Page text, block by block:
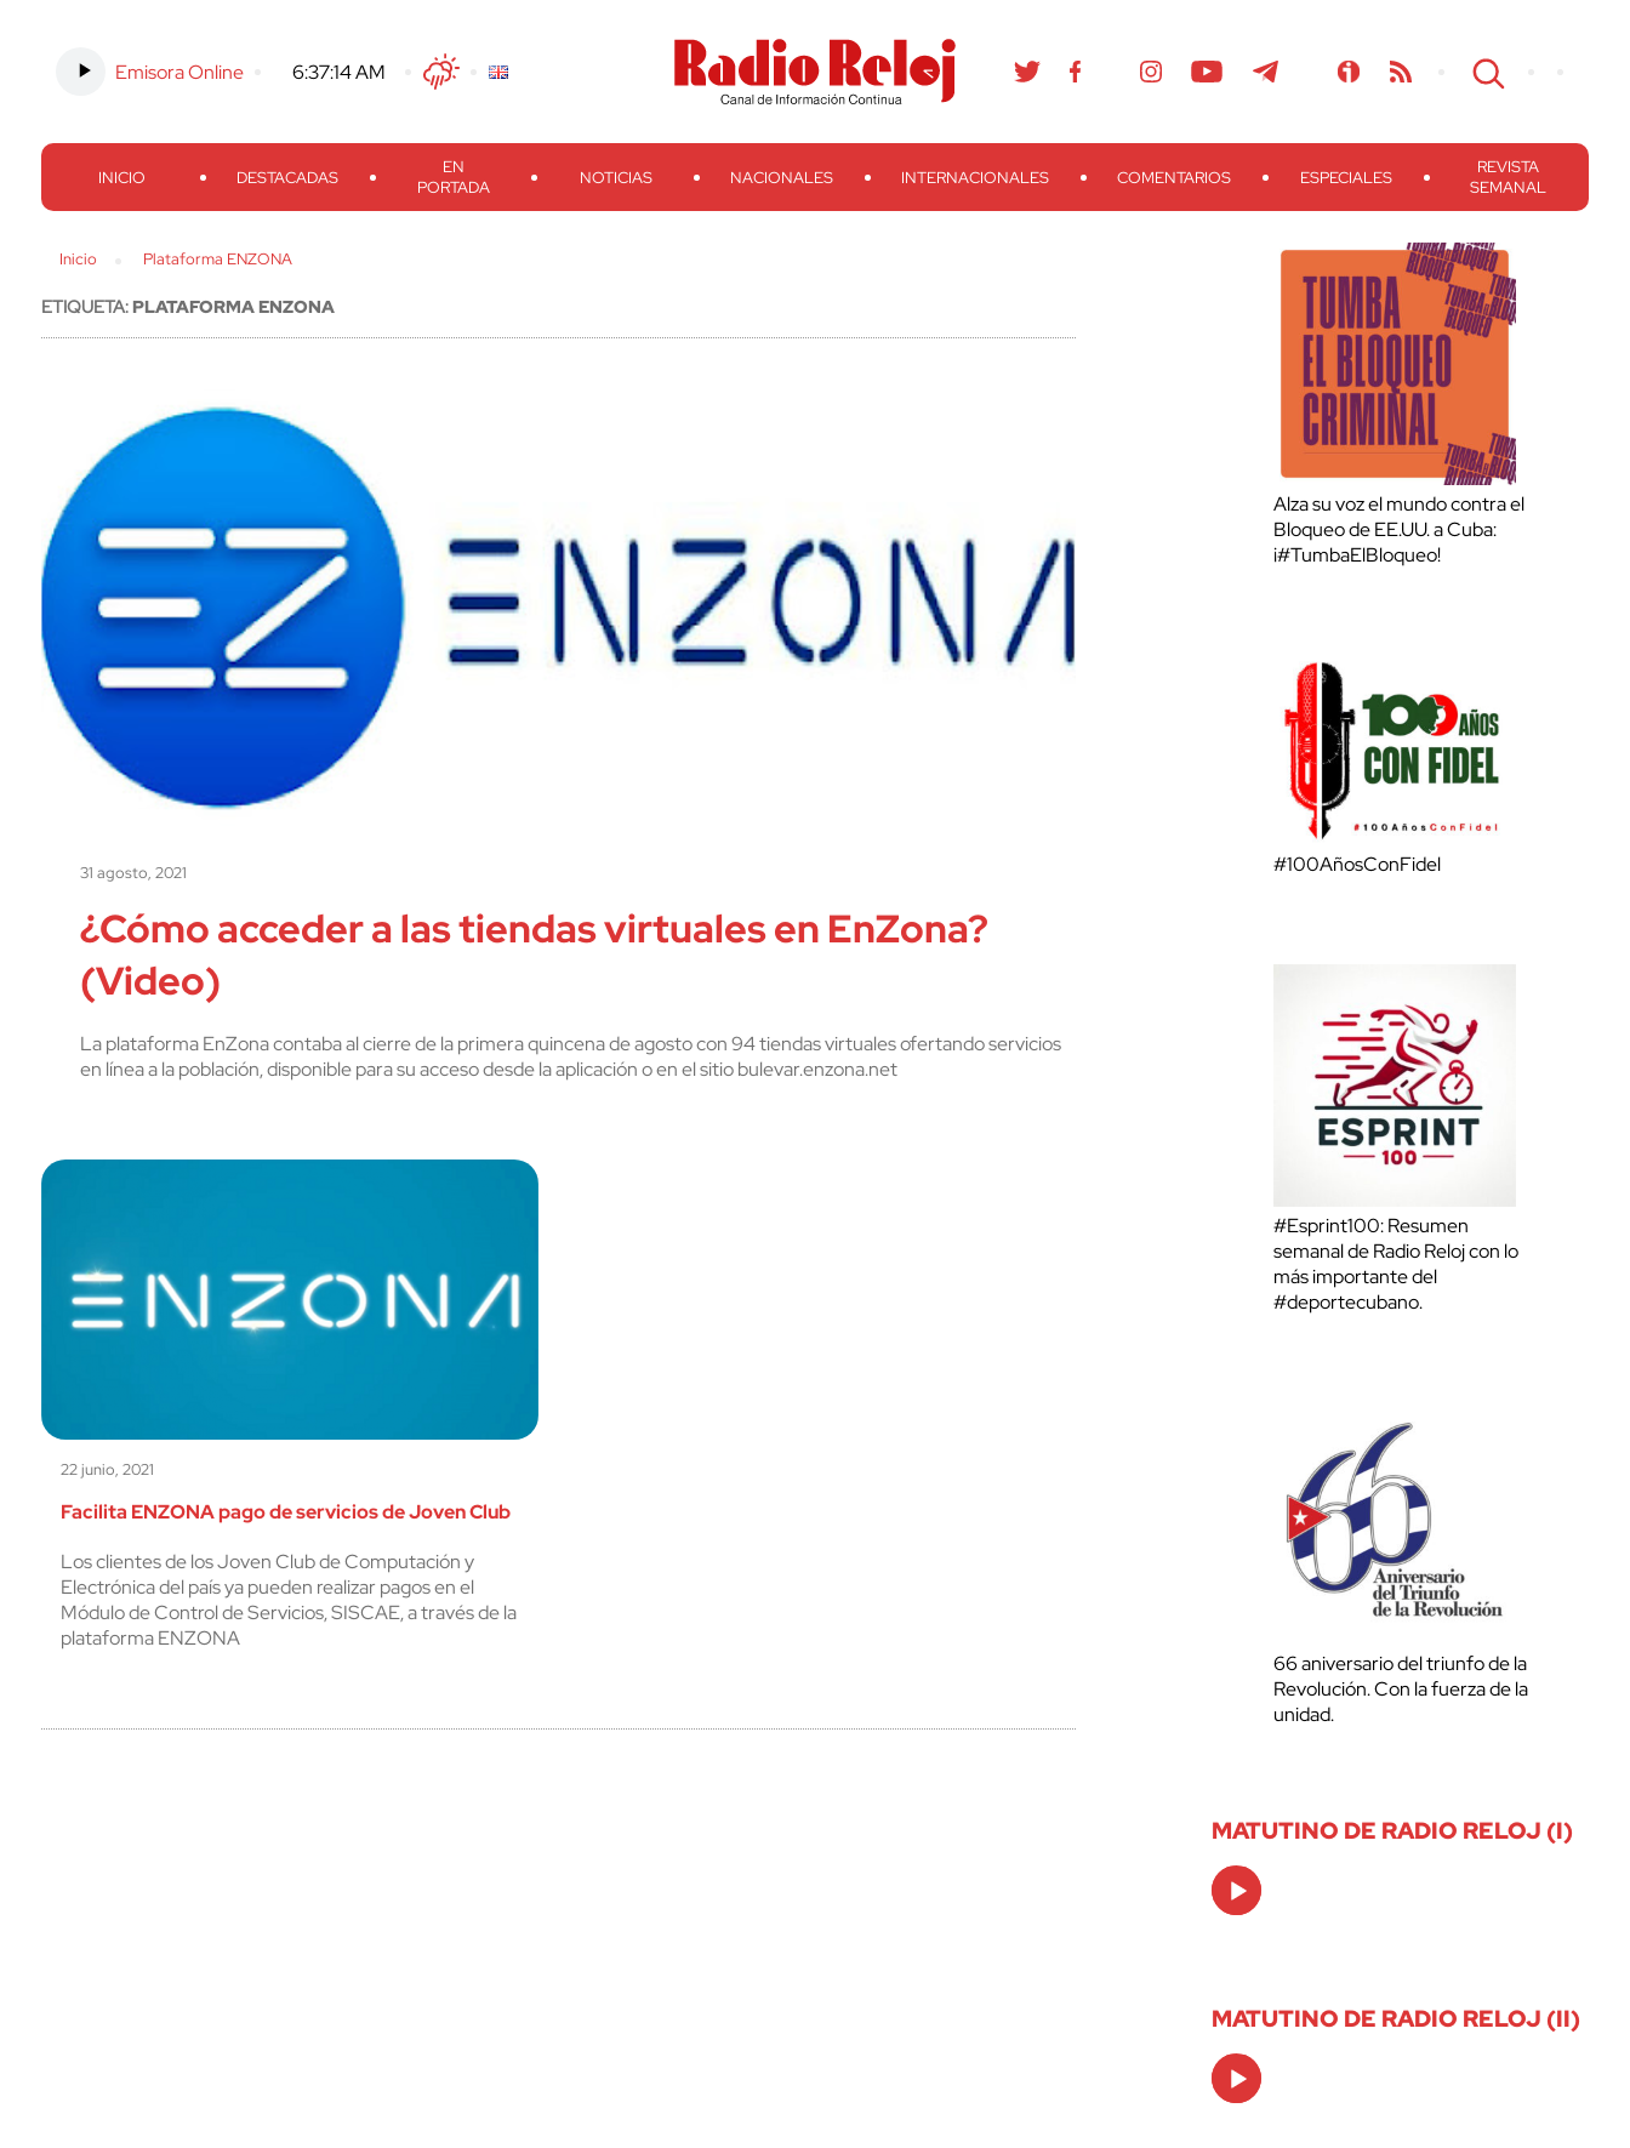
Emisora Online -6:37:15 AM TwitterFacebook
Threads
Instagram TelegramTeveo Ivoox RSS Search
INICIO DESTACADAS
EN
PORTADA
NOTICIAS NACIONALES INTERNACIONALES COMENTARIOS ESPECIALES
REVISTA
SEMANAL
Inicio Plataforma ENZONA
ETIQUETA:PLATAFORMA ENZONA
31 agosto, 2021
¿Cómo acceder a las tiendas virtuales en EnZona?
(Video)
La plataforma EnZona contaba al cierre de la primera quincena de agosto con 94 tiendas virtuales ofertando servicios
en línea a la población, disponible para su acceso desde la aplicación o en el sitio bulevar.enzona.net
22 junio, 2021
Facilita ENZONA pago de servicios de Joven Club
Los clientes de los Joven Club de Computación y
Electrónica del país ya pueden realizar pagos en el
Módulo de Control de Servicios, SISCAE, a través de la
plataforma ENZONA
Alza su voz el mundo contra el
Bloqueo de EE.UU. a Cuba:
¡#TumbaElBloqueo!
#100AñosConFidel
#Esprint100: Resumen
semanal de Radio Reloj con lo
más importante del
#deportecubano.
66 aniversario del triunfo de la
Revolución. Con la fuerza de la
unidad.
MATUTINO DE RADIO RELOJ (I)
Audio
Player
MATUTINO DE RADIO RELOJ (II)
Audio
Player